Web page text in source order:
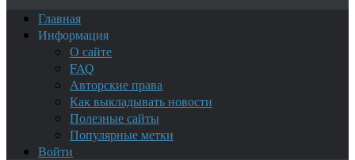
Главная
Информация
О сайте
FAQ
Авторские права
Как выкладывать новости
Полезные сайты
Популярные метки
Войти